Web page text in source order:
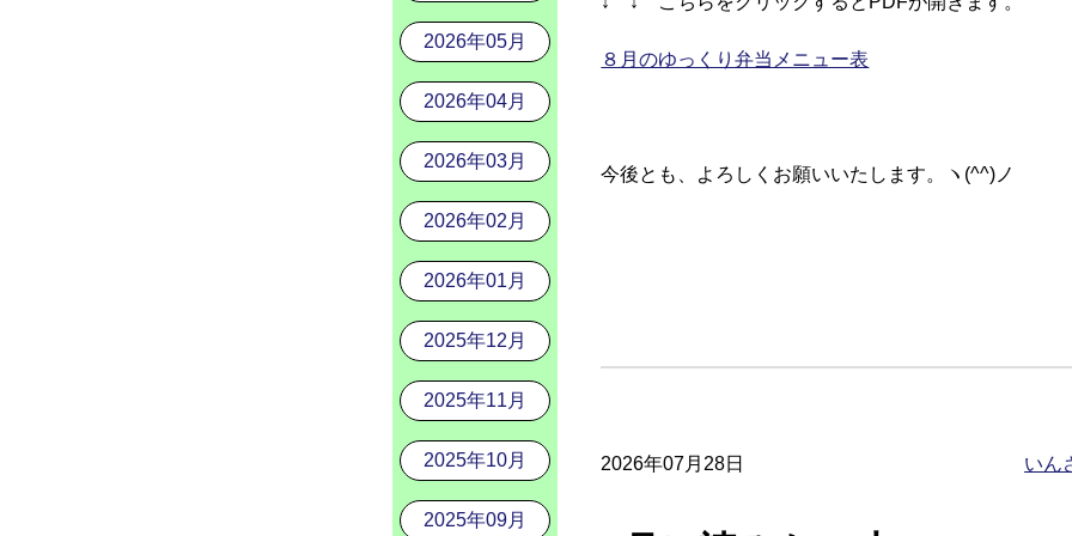
2026年05月
2026年04月
2026年03月
2026年02月
2026年01月
2025年12月
2025年11月
2025年10月
2025年09月
８月のゆっくり弁当メニュー表
今後とも、よろしくお願いいたします。ヽ(^^)ノ
2026年07月28日 いん